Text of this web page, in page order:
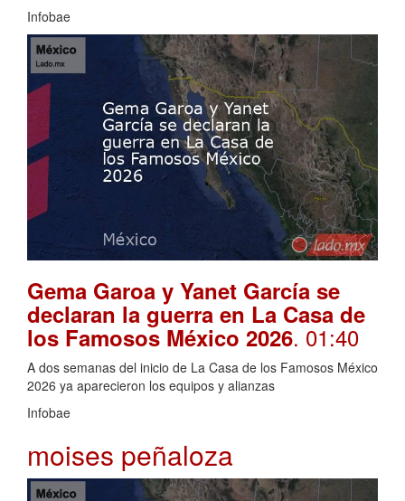
Infobae
Gema Garoa y Yanet García se
declaran la guerra en La Casa de
los Famosos México 2026. 01:40
A dos semanas del inicio de La Casa de los Famosos México
2026 ya aparecieron los equipos y alianzas
Infobae
moises peñaloza